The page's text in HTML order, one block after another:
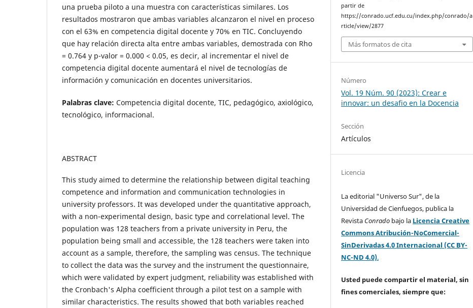
una prueba piloto a una muestra con características similares. Los
resultados mostraron que ambas variables alcanzaron el nivel en proceso
con el 63% en competencia digital docente y 70% en TIC. Concluyendo
que hay relación directa alta entre ambas variables, demostrada con Rho
= 0.764 y p-valor = 0.000 < 0.05, es decir, al incrementar el nivel de
competencia digital docente aumentará el nivel de tecnologías de
información y comunicación en docentes universitarios.
Palabras clave: Competencia digital docente, TIC, pedagógico, axiológico,
tecnológico, informacional.
ABSTRACT
This study aimed to determine the relationship between digital teaching
competence and information and communication technologies in
university professors. It was developed under the quantitative approach,
with a non-experimental design, basic type and correlational level. The
population was 128 teachers from a private university in Peru, the
population being small and accessible, the 128 teachers were taken into
account as a sample, therefore, the sampling was census. The technique
to collect the data was the survey and the instrument the questionnaire,
which were validated by expert judgment, reliability was established with
the Cronbach's Alpha coefficient through a pilot test on a sample with
similar characteristics. The results showed that both variables reached
partir de
https://conrado.ucf.edu.cu/index.php/conrado/a
rticle/view/2877
Más formatos de cita
Número
Vol. 19 Núm. 90 (2023): Crear e
innovar: un desafio en la Docencia
Sección
Artículos
Licencia
La editorial "Universo Sur", de la
Universidad de Cienfuegos, publica la
Revista Conrado bajo la Licencia Creative
Commons Atribución-NoComercial-
SinDerivadas 4.0 Internacional (CC BY-
NC-ND 4.0).
Usted puede compartir el material, sin
fines comerciales, siempre que: